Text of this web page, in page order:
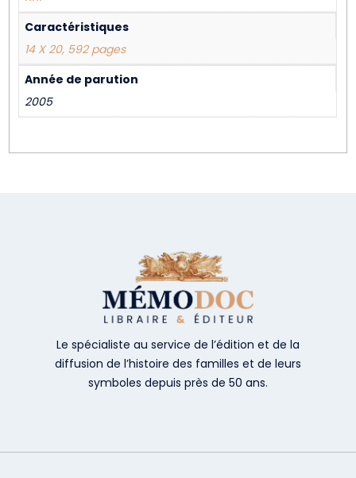
Caractéristiques
14 X 20, 592 pages
Année de parution
2005
Le spécialiste au service de l’édition et de la
diffusion de l’histoire des familles et de leurs
symboles depuis près de 50 ans.